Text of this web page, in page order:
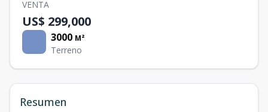
VENTA
US$ 299,000
3000 M²
Terreno
Resumen